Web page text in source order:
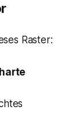
Raster: